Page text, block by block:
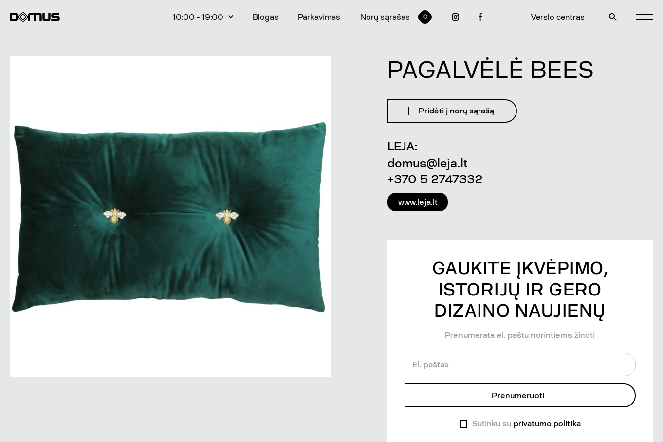
10:00 - 19:00 Blogas Parkavimas Norų sąrašas 0 Verslo centras
PAGALVĖLĖ BEES
Pridėti į norų sąrašą
LEJA:
domus@leja.lt
+370 5 2747332
www.leja.lt
GAUKITE ĮKVĖPIMO,
ISTORIJŲ IR GERO
DIZAINO NAUJIENŲ
Prenumerata el. paštu norintiems žinoti
El. paštas
Prenumeruoti
Sutinku su privatumo politika